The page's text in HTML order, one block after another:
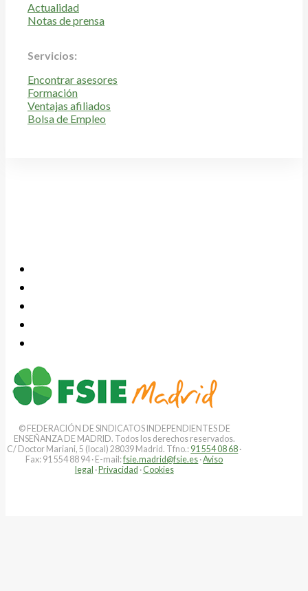
Actualidad
Notas de prensa
Servicios:
Encontrar asesores
Formación
Ventajas afiliados
Bolsa de Empleo
© FEDERACIÓN DE SINDICATOS INDEPENDIENTES DE
ENSEÑANZA DE MADRID. Todos los derechos reservados.
C/ Doctor Mariani, 5 (local) 28039 Madrid. Tfno.: 91 554 08 68 ·
Fax: 91 554 88 94 · E-mail:fsie.madrid@fsie.es ·Aviso
legal ·Privacidad · Cookies